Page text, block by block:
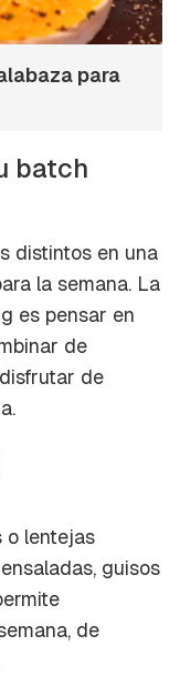
para
batch
distintos en una
la semana. La
es pensar en
de
de
o lentejas
guisos
de